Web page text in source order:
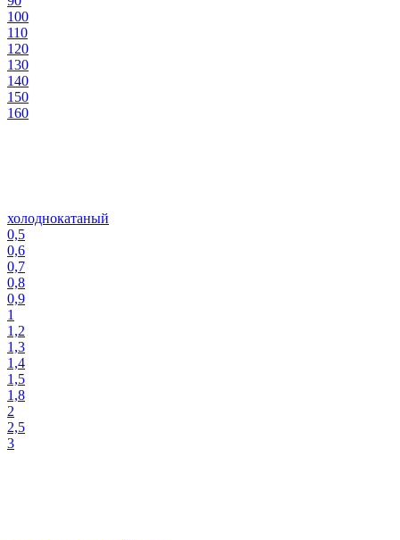
100
110
120
130
140
150
160
холоднокатаный
0,5
0,6
0,7
0,8
0,9
1
1,2
1,3
1,4
1,5
1,8
2
2,5
3